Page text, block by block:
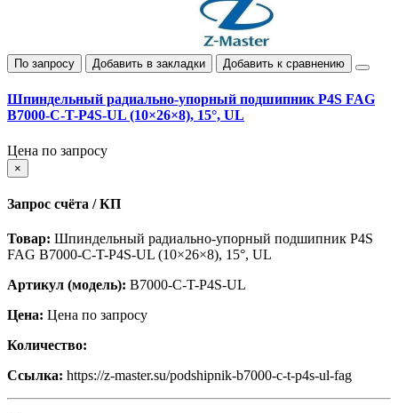
По запросу Добавить в закладки Добавить к сравнению
Шпиндельный радиально‑упорный подшипник P4S FAG
B7000-C-T-P4S-UL (10×26×8), 15°, UL
Цена по запросу
×
Запрос счёта / КП
Товар: Шпиндельный радиально‑упорный подшипник P4S
FAG B7000-C-T-P4S-UL (10×26×8), 15°, UL
Артикул (модель): B7000-C-T-P4S-UL
Цена: Цена по запросу
Количество:
Ссылка: https://z-master.su/podshipnik-b7000-c-t-p4s-ul-fag